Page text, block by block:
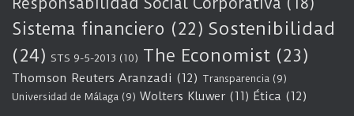
Sistema financiero (22) Sostenibilidad
(24) STS 9-5-2013 (10) The Economist (23)
Thomson Reuters Aranzadi (12) Transparencia (9)
Universidad de Málaga (9) Wolters Kluwer (11) Ética (12)